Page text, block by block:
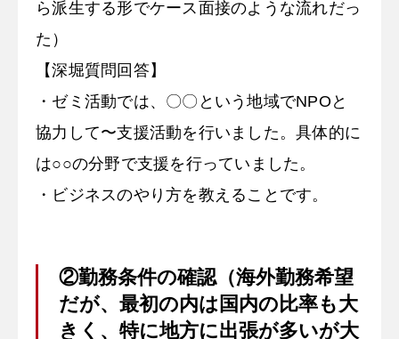
ら派生する形でケース面接のような流れだっ
た）
【深堀質問回答】
・ゼミ活動では、〇〇という地域でNPOと
協力して〜支援活動を行いました。具体的に
は○○の分野で支援を行っていました。
・ビジネスのやり方を教えることです。
②勤務条件の確認（海外勤務希望
だが、最初の内は国内の比率も大
きく、特に地方に出張が多いが大